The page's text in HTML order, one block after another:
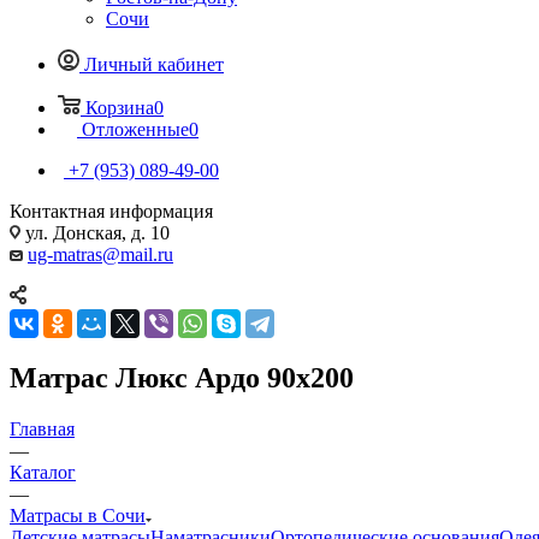
Сочи
Личный кабинет
Корзина0
Отложенные0
+7 (953) 089-49-00
Контактная информация
ул. Донская, д. 10
ug-matras@mail.ru
Матрас Люкс Ардо 90x200
Главная
—
Каталог
—
Матрасы в Сочи